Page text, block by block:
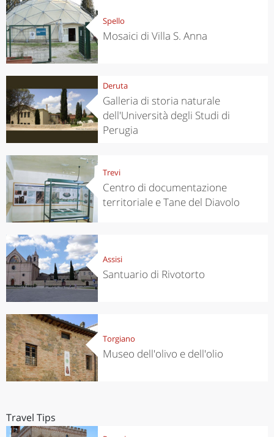
Spello
Mosaici di Villa S. Anna
Deruta
Galleria di storia naturale
dell'Università degli Studi di
Perugia
Trevi
Centro di documentazione
territoriale e Tane del Diavolo
Assisi
Santuario di Rivotorto
Torgiano
Museo dell'olivo e dell'olio
Travel Tips